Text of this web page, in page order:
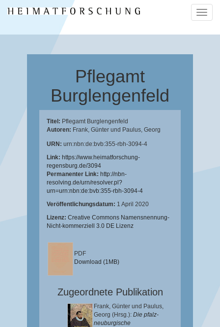
ein-/
Pflegamt
Burglengenfeld
Titel: Pflegamt Burglengenfeld
Autoren: Frank, Günter und Paulus, Georg
URN: urn:nbn:de:bvb:355-rbh-3094-4
Link: https://www.heimatforschung-
regensburg.de/3094
Permanenter Link: http://nbn-
resolving.de/urn/resolver.pl?
urn=urn:nbn:de:bvb:355-rbh-3094-4
Veröffentlichungsdatum: 1 April 2020
Lizenz: Creative Commons Namensnennung-
Nicht-kommerziell 3.0 DE Lizenz
PDF
Download (1MB)
Zugeordnete Publikation
Frank, Günter und Paulus,
Georg (Hrsg.): Die pfalz-
neuburgische